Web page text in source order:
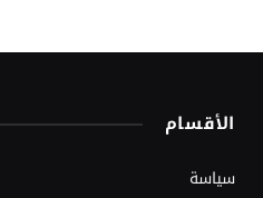
الأقسام
سياسة